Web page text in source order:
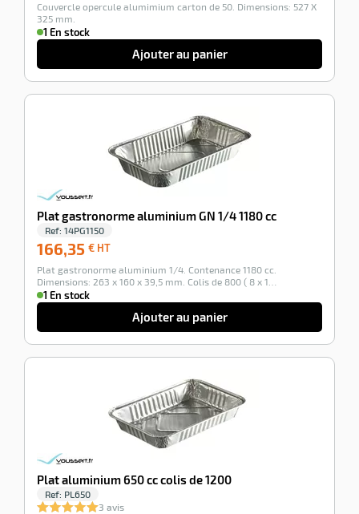
HT
Couvercle opercule alumimium carton de 50. Dimensions: 527 X
325 mm.
1 En stock
Ajouter au panier
Plat gastronorme aluminium GN 1/4 1180 cc
Ref: 14PG1150
166,35 € HT
HT
Plat gastronorme aluminium 1/4. Contenance 1180 cc.
Dimensions: 263 x 160 x 39,5 mm. Colis de 800 ( 8 x 1…
1 En stock
Ajouter au panier
Plat aluminium 650 cc colis de 1200
Ref: PL650
3 avis